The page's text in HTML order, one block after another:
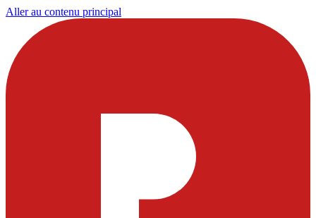
Aller au contenu principal